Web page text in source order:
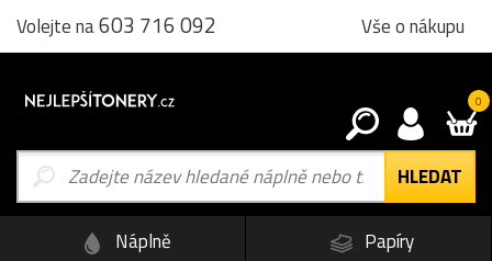
Volejte na603 716 092 Vše o nákupu
0
Náplně
Papíry